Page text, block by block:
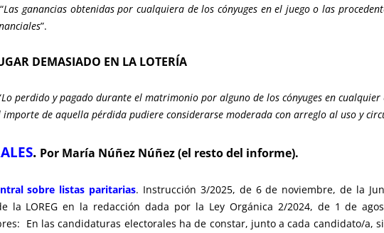
Las ganancias obtenidas por cualquiera de los cónyuges en el juego o las
”.
DEMASIADO EN LA LOTERÍA
Lo perdido y pagado durante el matrimonio por alguno de los cónyuges en
importe de aquella pérdida pudiere considerarse moderada con arreglo al uso y
. Por María Núñez Núñez (el resto del informe).
sobre listas paritarias. Instrucción 3/2025, de 6 de noviembre, de la
la LOREG en la redacción dada por la Ley Orgánica 2/2024, de 1 de
En las candidaturas electorales ha de constar, junto a cada candidato/a,